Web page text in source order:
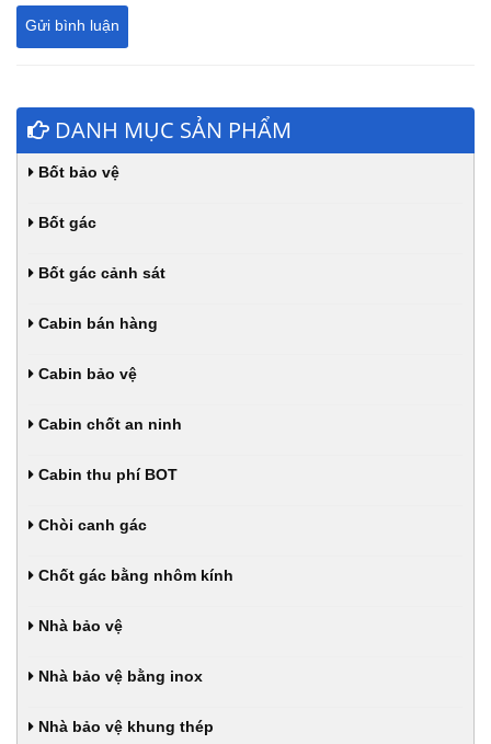
DANH MỤC SẢN PHẨM
Bốt bảo vệ
Bốt gác
Bốt gác cảnh sát
Cabin bán hàng
Cabin bảo vệ
Cabin chốt an ninh
Cabin thu phí BOT
Chòi canh gác
Chốt gác bằng nhôm kính
Nhà bảo vệ
Nhà bảo vệ bằng inox
Nhà bảo vệ khung thép